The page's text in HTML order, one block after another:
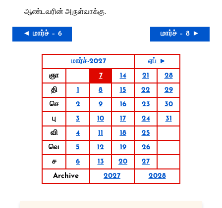
ஆண்டவரின் அருள்வாக்கு.
◄ மார்ச் – 6 மார்ச் – 8 ►
மார்ச்-2027
ஏப் ►
ஞா
7 14 21
28
தி
1 8 15 22
29
செ
2 9 16 23
30
பு
3 10 17 24
31
வி
4 11 18
25
வெ
5 12 19
26
ச
6 13 20
27
Archive
2027 2028